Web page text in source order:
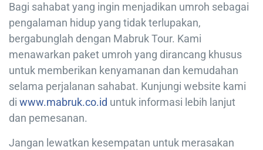
Bagi sahabat yang ingin menjadikan umroh sebagai
pengalaman hidup yang tidak terlupakan,
bergabunglah dengan Mabruk Tour. Kami
menawarkan paket umroh yang dirancang khusus
untuk memberikan kenyamanan dan kemudahan
selama perjalanan sahabat. Kunjungi website kami
di www.mabruk.co.id untuk informasi lebih lanjut
dan pemesanan.
Jangan lewatkan kesempatan untuk merasakan